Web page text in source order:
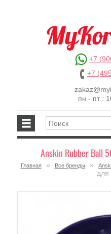
+7
+7
пн - пт :
Anskin Rubber Ball
Главная » Все бренды »
для